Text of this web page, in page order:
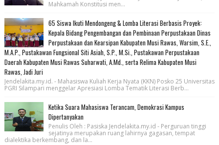
Mahkamah Konstitusi men...
65 Siswa Ikuti Mendongeng & Lomba Literasi Berbasis Proyek:
Kepala Bidang Pengembangan dan Pembinaan Perpustakaan Dinas
Perpustakaan dan Kearsipan Kabupaten Musi Rawas, Warsim, S.E.,
M.A.P., Pustakawan Fungsional Siti Asiah, S.P., M.Si., Pustakawan Perpustakaan
Daerah Kabupaten Musi Rawas Suharwati, A.Md., serta Relima Kabupaten Musi
Rawas, Jadi Juri
Jendelakita.my.id. - Mahasiswa Kuliah Kerja Nyata (KKN) Posko 25 Universitas
PGRI Silampari menggelar Apresiasi Lomba Tematik Literasi Berb...
Ketika Suara Mahasiswa Terancam, Demokrasi Kampus
Dipertanyakan
Penulis Oleh : Pasiska Jendelakita.my.id - Perguruan tinggi
sejatinya merupakan ruang lahirnya gagasan, tempat
dialektika berkembang, dan la...